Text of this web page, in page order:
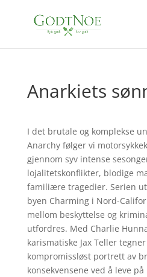
Anarkiets
I det brutale og komplekse
Anarchy følger vi
gjennom syv intense
lojalitetskonflikter, blodige
familiære tragedier. Serien
byen Charming i Nord-
mellom beskyttelse og
utfordres. Med Charlie
karismatiske Jax Teller
kompromissløst portrett av
konsekvensene ved å leve